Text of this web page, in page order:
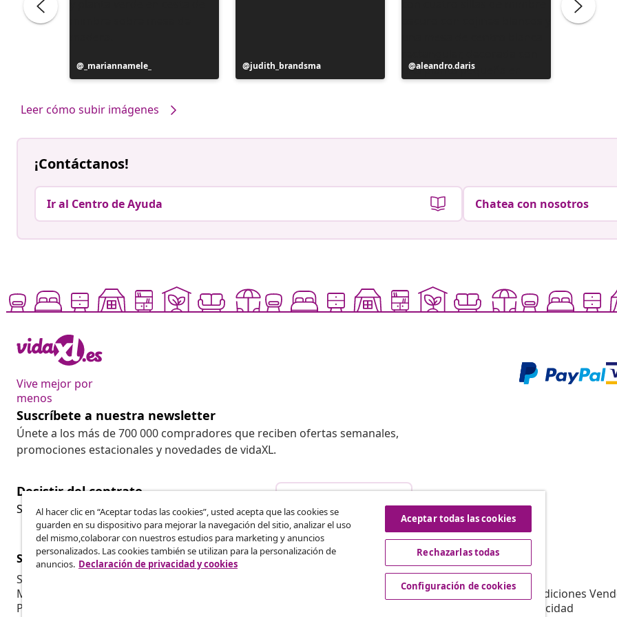
Publicación
realizada
_mariannamele_
Publicación
realizada
judith_brandsma
Publicación
realizada
aleandro.daris
Leer cómo subir imágenes
¡Contáctanos!
Ir al Centro de Ayuda Chatea con nosotros
Vive mejor por
menos
Suscríbete a nuestra newsletter
Únete a los más de 700 000 compradores que reciben ofertas semanales,
promociones estacionales y novedades de vidaXL.
Desistir del contrato
Solicita la cancelación de tu pedido.
Servicio al Cliente
Seguimiento del pedido
Mi cuenta
Pago
Empresas
vidaXL
Sobre vidaXL
Términos y Condiciones
Política de privacidad
Al hacer clic en “Aceptar todas las cookies”, usted acepta que las cookies se
guarden en su dispositivo para mejorar la navegación del sitio, analizar el uso
del mismo,colaborar con nuestros estudios para marketing y anuncios
personalizados. Las cookies también se utilizan para la personalización de
anuncios. Declaración de privacidad y cookies
Aceptar todas las cookies
Rechazarlas todas
Configuración de cookies